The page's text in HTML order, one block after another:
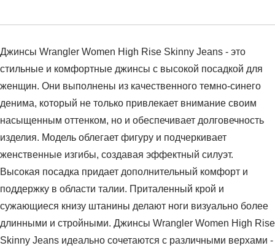
Джинсы Wrangler Women High Rise Skinny Jeans - это
стильные и комфортные джинсы с высокой посадкой для
женщин. Они выполнены из качественного темно-синего
денима, который не только привлекает внимание своим
насыщенным оттенком, но и обеспечивает долговечность
изделия. Модель облегает фигуру и подчеркивает
женственные изгибы, создавая эффектный силуэт.
Высокая посадка придает дополнительный комфорт и
поддержку в области талии. Приталенный крой и
сужающиеся книзу штанины делают ноги визуально более
длинными и стройными. Джинсы Wrangler Women High Rise
Skinny Jeans идеально сочетаются с различными верхами -